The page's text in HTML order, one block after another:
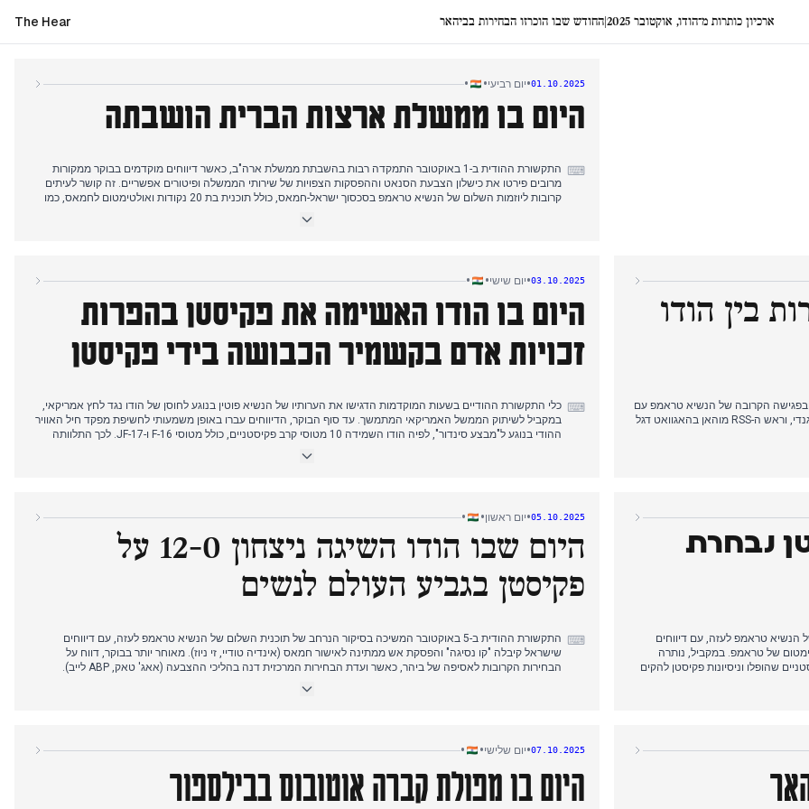
The Hear החודש שבו הוכרזו הבחירות בביהאר| ארכיון כותרות מ־הודו, אוקטובר 2025
01.10.2025
•יום רביעי•
•
היום בו ממשלת ארצות הברית הושבתה
⌨
התקשורת ההודית ב-1 באוקטובר התמקדה רבות בהשבתת ממשלת ארה"ב, כאשר דיווחים מוקדמים בבוקר ממקורות
מרובים פירטו את כישלון הצבעת הסנאט וההפסקות הצפויות של שירותי הממשלה ופיטורים אפשריים. זה קושר לעיתים
קרובות ליוזמות השלום של הנשיא טראמפ בסכסוך ישראל-חמאס, כולל תוכנית בת 20 נקודות ואולטימטום לחמאס, כמו
האמירויות.
בין הודו
הקרובה של הנשיא טראמפ עם
נשיא סין שי ג'ינפינג. במישור הפנימי, ראש הממשלה מודי חלק כבוד למהאטמה גנדי, וראש ה-RSS מוהאן בהאגוואט דגל
ביקורת על מתקפות על הדמוקרטיה
03.10.2025
•יום שישי•
•
היום בו הודו האשימה את פקיסטן בהפרות
זכויות אדם בקשמיר הכבושה בידי פקיסטן
⌨ כלי התקשורת ההודיים בשעות המוקדמות הדגישו את הערותיו של הנשיא פוטין בנוגע לחוסן של הודו נגד לחץ אמריקאי,
במקביל לשיתוק הממשל האמריקאי המתמשך. עד סוף הבוקר, הדיווחים עברו באופן משמעותי לחשיפת מפקד חיל האוויר
ההודי בנוגע ל"מבצע סינדור", לפיה הודו השמידה 10 מטוסי קרב פקיסטניים, כולל מטוסי F-16 ו-JF-17. לכך התלוותה
נבחרת
השלום של הנשיא טראמפ לעזה, עם דיווחים
של טראמפ. במקביל, נותרה
שהופלו וניסיונות פקיסטן להקים
05.10.2025
•יום ראשון•
•
היום שבו הודו השיגה ניצחון 12-0 על
פקיסטן בגביע העולם לנשים
⌨
התקשורת ההודית ב-5 באוקטובר המשיכה בסיקור הנרחב של תוכנית השלום של הנשיא טראמפ לעזה, עם דיווחים
שישראל קיבלה "קו נסיגה" והפסקת אש ממתינה לאישור חמאס (אינדיה טודיי, זי ניוז). מאוחר יותר בבוקר, דווח על
הבחירות הקרובות לאסיפה של ביהר, כאשר ועדת הבחירות המרכזית דנה בהליכי ההצבעה (אאג' טאק, ABP לייב).
אחר הצהריים נשלט על ידי משחק גביע העולם לנשים בין הודו לפקיסטן, עם עדכונים שוטפים על התוצאות וביצועי
07.10.2025
•יום שלישי•
•
היום בו מפולת קברה אוטובוס בבילספור